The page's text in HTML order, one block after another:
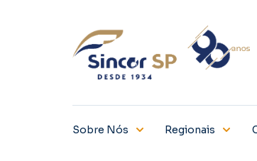
Sobre Nós Regionais